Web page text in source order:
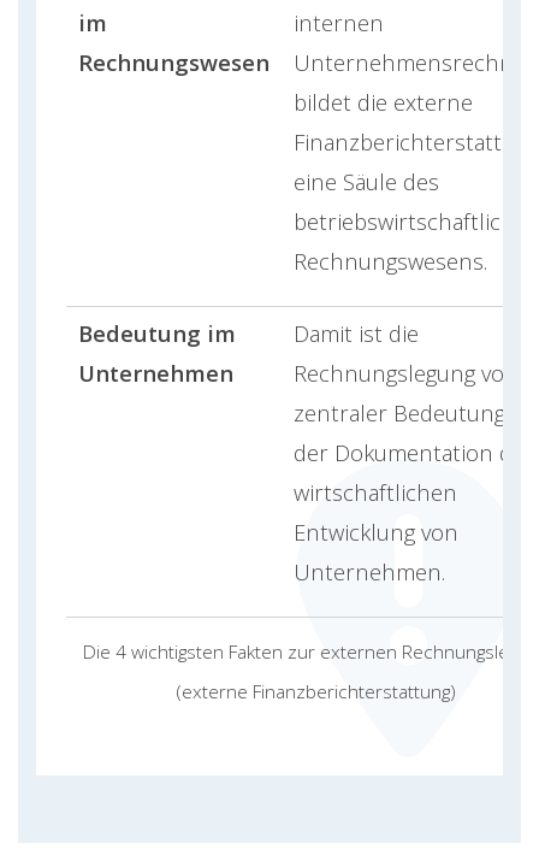
Die 4 wichtigsten Fakten zur externen
(externe Finanzberichterstattung)
im
Rechnungswesen
internen
bildet die externe
Finanzberichterstattung
eine Säule des
Rechnungswesens.
Bedeutung im
Unternehmen
Damit ist die
Rechnungslegung von
zentraler Bedeutung in
der Dokumentation der
wirtschaftlichen
Entwicklung von
Unternehmen.